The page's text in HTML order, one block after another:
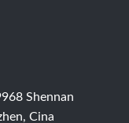
Shennan
Cina